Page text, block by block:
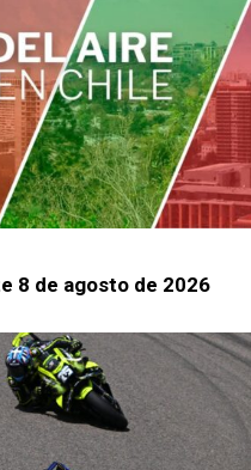
8 de agosto de 2026